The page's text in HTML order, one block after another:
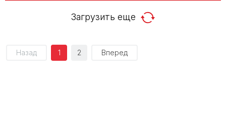
Загрузить еще
Назад 1 2 Вперед